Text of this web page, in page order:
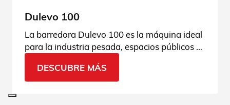
Dulevo 100
La barredora Dulevo 100 es la máquina ideal
para la industria pesada, espacios públicos y
características.
DESCUBRE MÁS